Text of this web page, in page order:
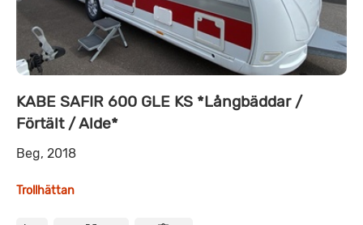
KABE SAFIR 600 GLE KS *Långbäddar /
Förtält / Alde*
Beg, 2018
Trollhättan